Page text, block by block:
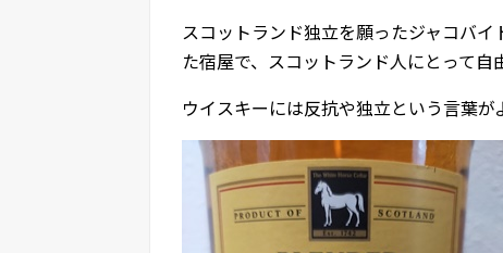
スコットランド独立を願ったジャコバ
た宿屋で、スコットランド人にとって自
ウイスキーには反抗や独立という言葉が